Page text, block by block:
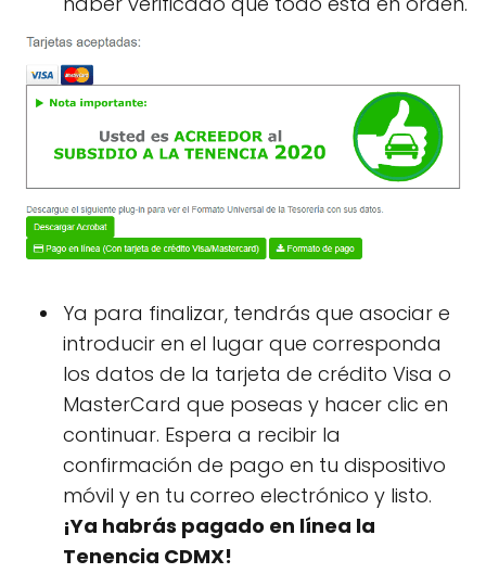
Ya para finalizar, tendrás que asociar e
introducir en el lugar que corresponda
los datos de la tarjeta de crédito Visa o
MasterCard que poseas y hacer clic en
continuar. Espera a recibir la
confirmación de pago en tu dispositivo
móvil y en tu correo electrónico y listo.
¡Ya habrás pagado en línea la
Tenencia CDMX!